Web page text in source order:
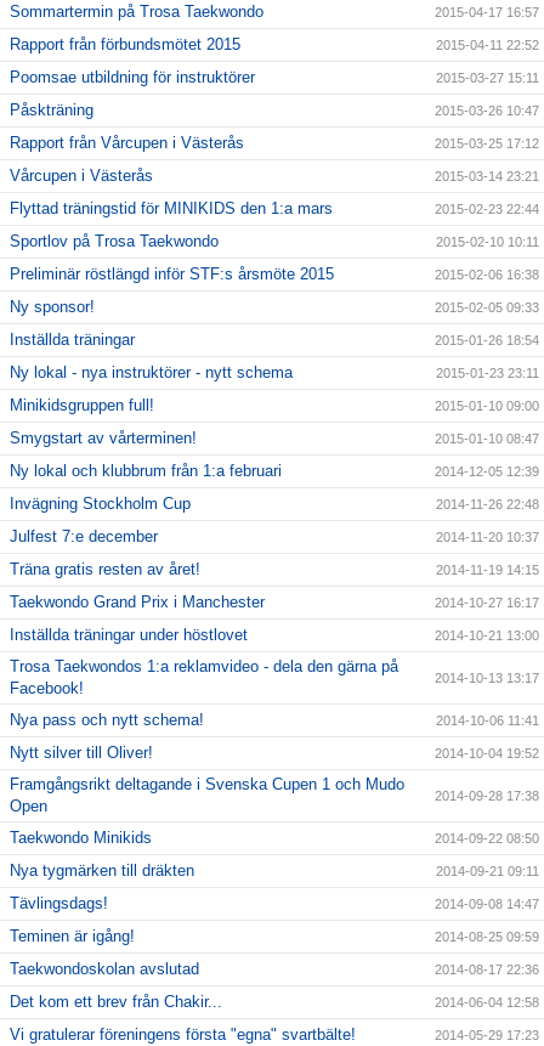
Sommartermin på Trosa Taekwondo 2015-04-17 16:57
Rapport från förbundsmötet 2015 2015-04-11 22:52
Poomsae utbildning för instruktörer 2015-03-27 15:11
Påskträning 2015-03-26 10:47
Rapport från Vårcupen i Västerås 2015-03-25 17:12
Vårcupen i Västerås 2015-03-14 23:21
Flyttad träningstid för MINIKIDS den 1:a mars 2015-02-23 22:44
Sportlov på Trosa Taekwondo 2015-02-10 10:11
Preliminär röstlängd inför STF:s årsmöte 2015 2015-02-06 16:38
Ny sponsor! 2015-02-05 09:33
Inställda träningar 2015-01-26 18:54
Ny lokal - nya instruktörer - nytt schema 2015-01-23 23:11
Minikidsgruppen full! 2015-01-10 09:00
Smygstart av vårterminen! 2015-01-10 08:47
Ny lokal och klubbrum från 1:a februari 2014-12-05 12:39
Invägning Stockholm Cup 2014-11-26 22:48
Julfest 7:e december 2014-11-20 10:37
Träna gratis resten av året! 2014-11-19 14:15
Taekwondo Grand Prix i Manchester 2014-10-27 16:17
Inställda träningar under höstlovet 2014-10-21 13:00
Trosa Taekwondos 1:a reklamvideo - dela den gärna på
Facebook!
2014-10-13 13:17
Nya pass och nytt schema! 2014-10-06 11:41
Nytt silver till Oliver! 2014-10-04 19:52
Framgångsrikt deltagande i Svenska Cupen 1 och Mudo
Open
2014-09-28 17:38
Taekwondo Minikids 2014-09-22 08:50
Nya tygmärken till dräkten 2014-09-21 09:11
Tävlingsdags! 2014-09-08 14:47
Teminen är igång! 2014-08-25 09:59
Taekwondoskolan avslutad 2014-08-17 22:36
Det kom ett brev från Chakir... 2014-06-04 12:58
Vi gratulerar föreningens första "egna" svartbälte! 2014-05-29 17:23